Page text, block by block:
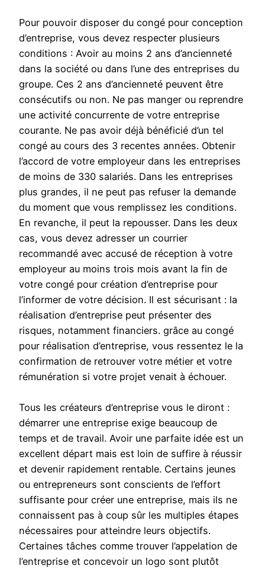
Pour pouvoir disposer du congé pour conception
d’entreprise, vous devez respecter plusieurs
conditions : Avoir au moins 2 ans d’ancienneté
dans la société ou dans l’une des entreprises du
groupe. Ces 2 ans d’ancienneté peuvent être
consécutifs ou non. Ne pas manger ou reprendre
une activité concurrente de votre entreprise
courante. Ne pas avoir déjà bénéficié d’un tel
congé au cours des 3 recentes années. Obtenir
l’accord de votre employeur dans les entreprises
de moins de 330 salariés. Dans les entreprises
plus grandes, il ne peut pas refuser la demande
du moment que vous remplissez les conditions.
En revanche, il peut la repousser. Dans les deux
cas, vous devez adresser un courrier
recommandé avec accusé de réception à votre
employeur au moins trois mois avant la fin de
votre congé pour création d’entreprise pour
l’informer de votre décision. Il est sécurisant : la
réalisation d’entreprise peut présenter des
risques, notamment financiers. grâce au congé
pour réalisation d’entreprise, vous ressentez le la
confirmation de retrouver votre métier et votre
rémunération si votre projet venait à échouer.
Tous les créateurs d’entreprise vous le diront :
démarrer une entreprise exige beaucoup de
temps et de travail. Avoir une parfaite idée est un
excellent départ mais est loin de suffire à réussir
et devenir rapidement rentable. Certains jeunes
ou entrepreneurs sont conscients de l’effort
suffisante pour créer une entreprise, mais ils ne
connaissent pas à coup sûr les multiples étapes
nécessaires pour atteindre leurs objectifs.
Certaines tâches comme trouver l’appelation de
l’entreprise et concevoir un logo sont plutôt